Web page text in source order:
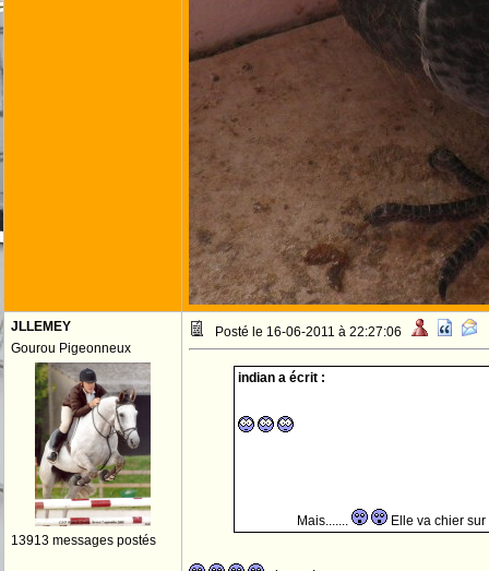
JLLEMEY
Gourou Pigeonneux
13913 messages postés
Posté le 16-06-2011 à 22:27:06
indian a écrit :
Mais....... Elle va chier sur